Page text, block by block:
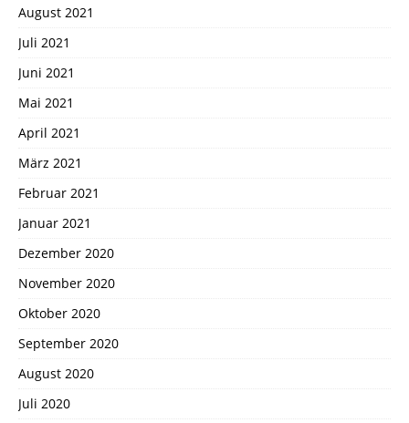
August 2021
Juli 2021
Juni 2021
Mai 2021
April 2021
März 2021
Februar 2021
Januar 2021
Dezember 2020
November 2020
Oktober 2020
September 2020
August 2020
Juli 2020